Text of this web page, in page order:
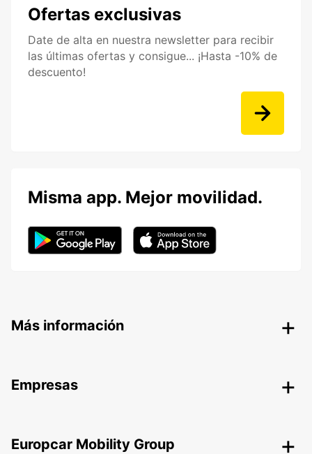
Ofertas exclusivas
Date de alta en nuestra newsletter para recibir
las últimas ofertas y consigue... ¡Hasta -10% de
descuento!
Misma app. Mejor movilidad.
Más información
Empresas
Europcar Mobility Group